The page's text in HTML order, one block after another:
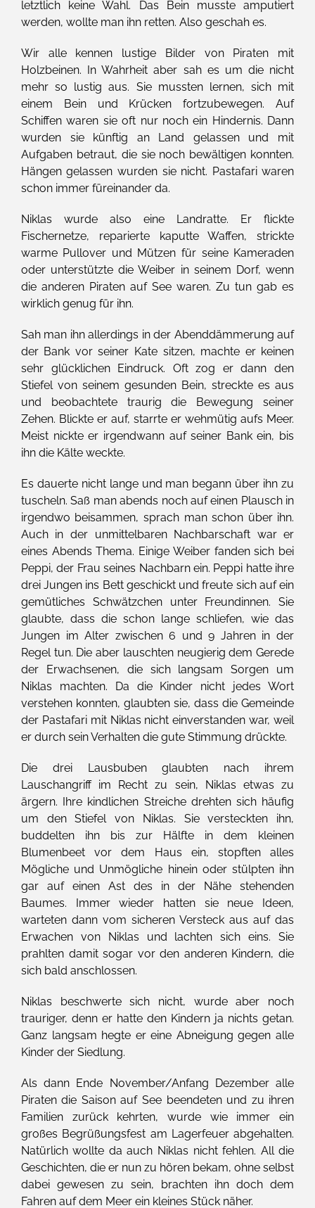
letztlich keine Wahl. Das Bein musste amputiert
werden, wollte man ihn retten. Also geschah es.
Wir alle kennen lustige Bilder von Piraten mit
Holzbeinen. In Wahrheit aber sah es um die nicht
mehr so lustig aus. Sie mussten lernen, sich mit
einem Bein und Krücken fortzubewegen. Auf
Schiffen waren sie oft nur noch ein Hindernis. Dann
wurden sie künftig an Land gelassen und mit
Aufgaben betraut, die sie noch bewältigen konnten.
Hängen gelassen wurden sie nicht. Pastafari waren
schon immer füreinander da.
Niklas wurde also eine Landratte. Er flickte
Fischernetze, reparierte kaputte Waffen, strickte
warme Pullover und Mützen für seine Kameraden
oder unterstützte die Weiber in seinem Dorf, wenn
die anderen Piraten auf See waren. Zu tun gab es
wirklich genug für ihn.
Sah man ihn allerdings in der Abenddämmerung auf
der Bank vor seiner Kate sitzen, machte er keinen
sehr glücklichen Eindruck. Oft zog er dann den
Stiefel von seinem gesunden Bein, streckte es aus
und beobachtete traurig die Bewegung seiner
Zehen. Blickte er auf, starrte er wehmütig aufs Meer.
Meist nickte er irgendwann auf seiner Bank ein, bis
ihn die Kälte weckte.
Es dauerte nicht lange und man begann über ihn zu
tuscheln. Saß man abends noch auf einen Plausch in
irgendwo beisammen, sprach man schon über ihn.
Auch in der unmittelbaren Nachbarschaft war er
eines Abends Thema. Einige Weiber fanden sich bei
Peppi, der Frau seines Nachbarn ein. Peppi hatte ihre
drei Jungen ins Bett geschickt und freute sich auf ein
gemütliches Schwätzchen unter Freundinnen. Sie
glaubte, dass die schon lange schliefen, wie das
Jungen im Alter zwischen 6 und 9 Jahren in der
Regel tun. Die aber lauschten neugierig dem Gerede
der Erwachsenen, die sich langsam Sorgen um
Niklas machten. Da die Kinder nicht jedes Wort
verstehen konnten, glaubten sie, dass die Gemeinde
der Pastafari mit Niklas nicht einverstanden war, weil
er durch sein Verhalten die gute Stimmung drückte.
Die drei Lausbuben glaubten nach ihrem
Lauschangriff im Recht zu sein, Niklas etwas zu
ärgern. Ihre kindlichen Streiche drehten sich häufig
um den Stiefel von Niklas. Sie versteckten ihn,
buddelten ihn bis zur Hälfte in dem kleinen
Blumenbeet vor dem Haus ein, stopften alles
Mögliche und Unmögliche hinein oder stülpten ihn
gar auf einen Ast des in der Nähe stehenden
Baumes. Immer wieder hatten sie neue Ideen,
warteten dann vom sicheren Versteck aus auf das
Erwachen von Niklas und lachten sich eins. Sie
prahlten damit sogar vor den anderen Kindern, die
sich bald anschlossen.
Niklas beschwerte sich nicht, wurde aber noch
trauriger, denn er hatte den Kindern ja nichts getan.
Ganz langsam hegte er eine Abneigung gegen alle
Kinder der Siedlung.
Als dann Ende November/Anfang Dezember alle
Piraten die Saison auf See beendeten und zu ihren
Familien zurück kehrten, wurde wie immer ein
großes Begrüßungsfest am Lagerfeuer abgehalten.
Natürlich wollte da auch Niklas nicht fehlen. All die
Geschichten, die er nun zu hören bekam, ohne selbst
dabei gewesen zu sein, brachten ihn doch dem
Fahren auf dem Meer ein kleines Stück näher.